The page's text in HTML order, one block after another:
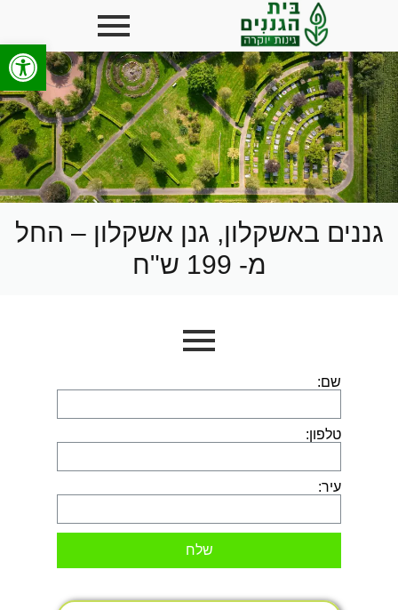
פתח
גננים באשקלון, גנן אשקלון – החל
מ- 199 ש"ח
שם:
טלפון:
עיר:
שלח